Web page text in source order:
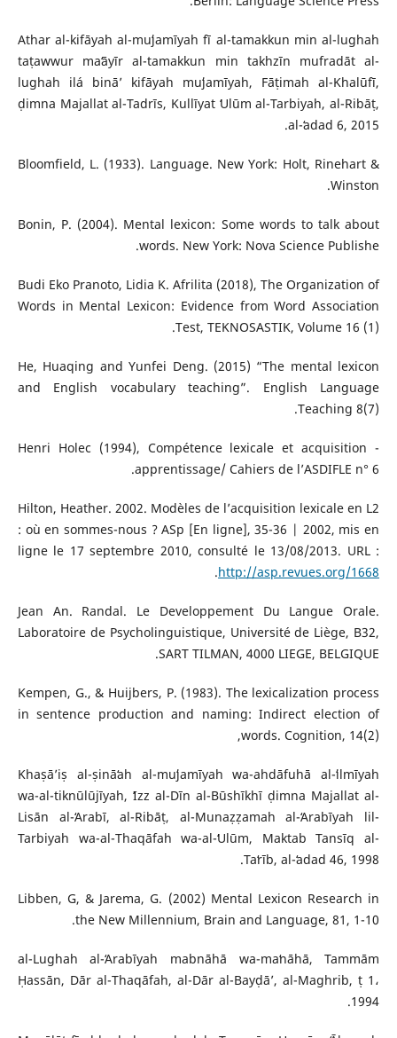
Athar al-kifāyah al-muʻjamīyah fī al-tamakkun min al-lughah
taṭawwur maʻāyīr al-tamakkun min takhzīn mufradāt al-
lughah ilá bināʼ kifāyah muʻjamīyah, Fāṭimah al-Khalūfī,
ḍimna Majallat al-Tadrīs, Kullīyat ʻUlūm al-Tarbiyah, al-Ribāṭ,
al-ʻadad 6, 2015.
Bloomfield, L. (1933). Language. New York: Holt, Rinehart &
Winston.
Bonin, P. (2004). Mental lexicon: Some words to talk about
words. New York: Nova Science Publishe.
Budi Eko Pranoto, Lidia K. Afrilita (2018), The Organization of
Words in Mental Lexicon: Evidence from Word Association
Test, TEKNOSASTIK, Volume 16 (1).
He, Huaqing and Yunfei Deng. (2015) “The mental lexicon
and English vocabulary teaching”. English Language
Teaching 8(7).
Henri Holec (1994), Compétence lexicale et acquisition -
apprentissage/ Cahiers de l’ASDIFLE n° 6.
Hilton, Heather. 2002. Modèles de l’acquisition lexicale en L2
: où en sommes-nous ? ASp [En ligne], 35-36 | 2002, mis en
ligne le 17 septembre 2010, consulté le 13/08/2013. URL :
http://asp.revues.org/1668
.
Jean An. Randal. Le Developpement Du Langue Orale.
Laboratoire de Psycholinguistique, Université de Liège, B32,
SART TILMAN, 4000 LIEGE, BELGIQUE.
Kempen, G., & Huijbers, P. (1983). The lexicalization process
in sentence production and naming: Indirect election of
words. Cognition, 14(2),
Khaṣāʼiṣ al-ṣināʻah al-muʻjamīyah wa-ahdāfuhā al-ʻilmīyah
wa-al-tiknūlūjīyah, ʻIzz al-Dīn al-Būshīkhī ḍimna Majallat al-
Lisān al-ʻArabī, al-Ribāṭ, al-Munaẓẓamah al-ʻArabīyah lil-
Tarbiyah wa-al-Thaqāfah wa-al-ʻUlūm, Maktab Tansīq al-
Taʻrīb, al-ʻadad 46, 1998.
Libben, G, & Jarema, G. (2002) Mental Lexicon Research in
the New Millennium, Brain and Language, 81, 1-10.
al-Lughah al-ʻArabīyah mabnāhā wa-maʻnāhā, Tammām
Ḥassān, Dār al-Thaqāfah, al-Dār al-Bayḍāʼ, al-Maghrib, ṭ 1،
1994.